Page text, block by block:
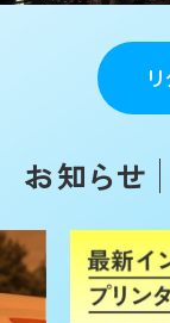
お知らせ